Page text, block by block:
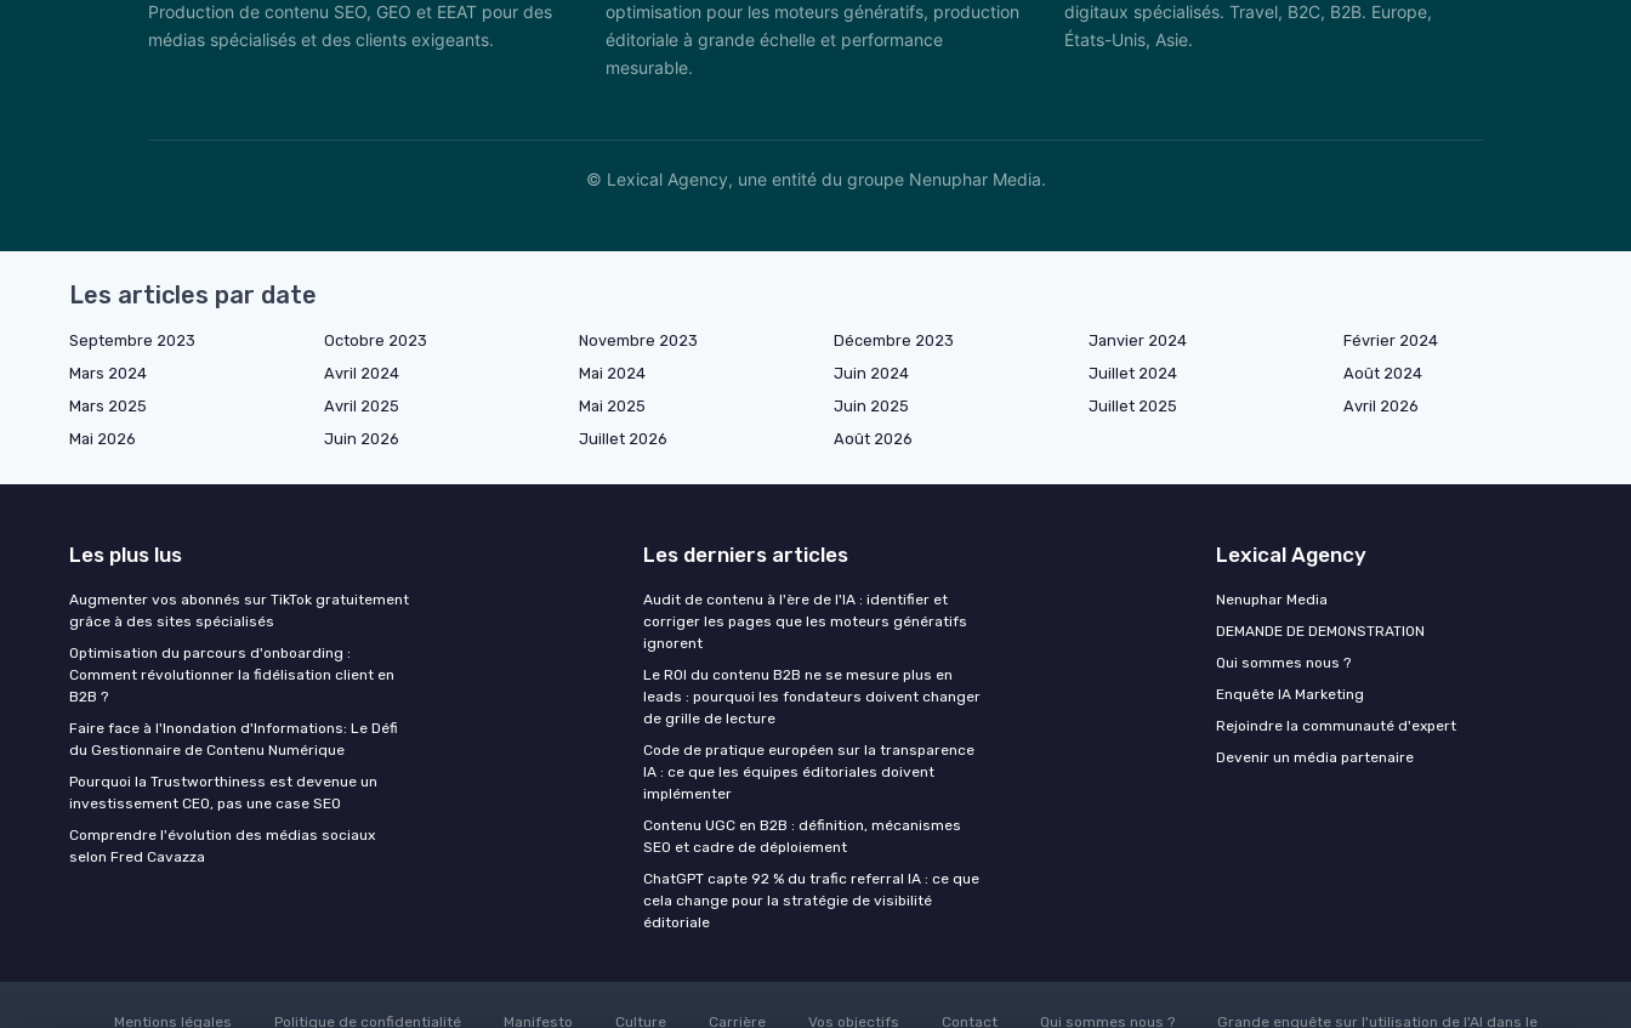
Production de contenu SEO, GEO et EEAT pour des
médias spécialisés et des clients exigeants.
optimisation pour les moteurs génératifs, production
éditoriale à grande échelle et performance
mesurable.
digitaux spécialisés. Travel, B2C, B2B. Europe,
États-Unis, Asie.
© Lexical Agency, une entité du groupe Nenuphar Media.
Les articles par date
Septembre 2023 Octobre 2023 Novembre 2023 Décembre 2023 Janvier 2024
Février 2024
Mars 2024
Avril 2024 Mai 2024 Juin 2024 Juillet 2024
Août 2024
Mars 2025
Avril 2025 Mai 2025 Juin 2025 Juillet 2025
Avril 2026
Mai 2026
Juin 2026 Juillet 2026 Août 2026
Les plus lus
Augmenter vos abonnés sur TikTok gratuitement
grâce à des sites spécialisés
Optimisation du parcours d'onboarding :
Comment révolutionner la fidélisation client en
B2B ?
Faire face à l'Inondation d'Informations: Le Défi
du Gestionnaire de Contenu Numérique
Pourquoi la Trustworthiness est devenue un
investissement CEO, pas une case SEO
Comprendre l'évolution des médias sociaux
selon Fred Cavazza
Les derniers articles
Audit de contenu à l'ère de l'IA : identifier et
corriger les pages que les moteurs génératifs
ignorent
Le ROI du contenu B2B ne se mesure plus en
leads : pourquoi les fondateurs doivent changer
de grille de lecture
Code de pratique européen sur la transparence
IA : ce que les équipes éditoriales doivent
implémenter
Contenu UGC en B2B : définition, mécanismes
SEO et cadre de déploiement
ChatGPT capte 92 % du trafic referral IA : ce que
cela change pour la stratégie de visibilité
éditoriale
Lexical Agency
Nenuphar Media
DEMANDE DE DEMONSTRATION
Qui sommes nous ?
Enquête IA Marketing
Rejoindre la communauté d'expert
Devenir un média partenaire
Mentions légales Politique de confidentialité Manifesto Culture Carrière Vos objectifs Contact Qui sommes nous ? Grande enquête sur l'utilisation de l'AI dans le